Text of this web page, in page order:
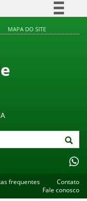
à informação
MAPA DO SITE
frequentes
Contato
Fale conosco